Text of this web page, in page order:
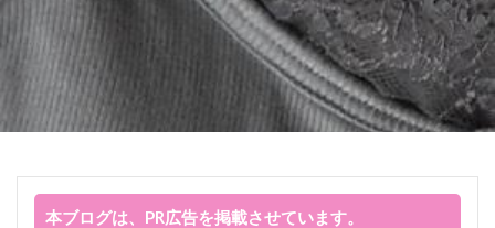
本ブログは、PR広告を掲載させています。